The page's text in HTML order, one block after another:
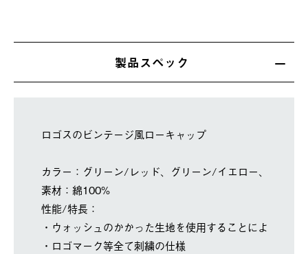
製品スペック
ロゴスのビンテージ風ローキャップ
カラー：グリーン/レッド、グリーン/イエロー、ブラウ
素材：綿100%
性能/特長：
・ウォッシュのかかった生地を使用することによりビン
・ロゴマーク等全て刺繍の仕様